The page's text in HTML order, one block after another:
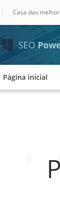
Casa das
SEO
Página inicial